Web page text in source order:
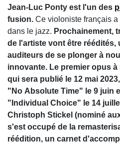
Jean-Luc Ponty est l'un des
fusion. Ce violoniste français
dans le jazz. Prochainement,
de l'artiste vont être
auditeurs de se plonger à
innovante. Le premier opus
qui sera publié le 12 mai
"No Absolute Time" le 9 juin
"Individual Choice" le 14
Christoph Stickel (nominé
s'est occupé de la
réédition, un carnet